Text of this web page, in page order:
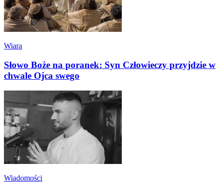
Wiara
Słowo Boże na poranek: Syn Człowieczy przyjdzie w
chwale Ojca swego
Wiadomości